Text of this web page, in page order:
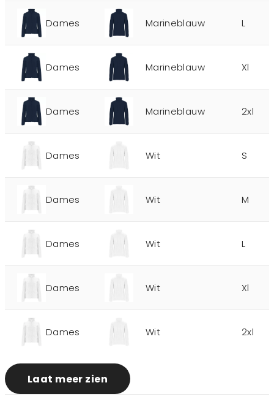
Dames Marineblauw L
Dames Marineblauw Xl
Dames Marineblauw 2xl
Dames Wit S
Dames Wit M
Dames Wit L
Dames Wit Xl
Dames Wit 2xl
Laat meer zien